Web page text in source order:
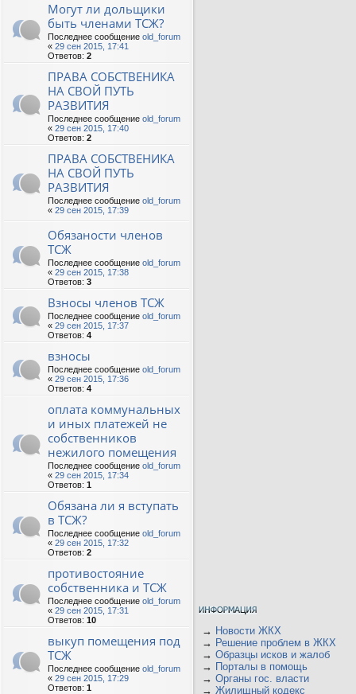
Могут ли дольщики
быть членами ТСЖ?
Последнее сообщение old_forum
« 29 сен 2015, 17:41
Ответов: 2
ПРАВА СОБСТВЕНИКА
НА СВОЙ ПУТЬ
РАЗВИТИЯ
Последнее сообщение old_forum
« 29 сен 2015, 17:40
Ответов: 2
ПРАВА СОБСТВЕНИКА
НА СВОЙ ПУТЬ
РАЗВИТИЯ
Последнее сообщение old_forum
« 29 сен 2015, 17:39
Обязаности членов
ТСЖ
Последнее сообщение old_forum
« 29 сен 2015, 17:38
Ответов: 3
Взносы членов ТСЖ
Последнее сообщение old_forum
« 29 сен 2015, 17:37
Ответов: 4
взносы
Последнее сообщение old_forum
« 29 сен 2015, 17:36
Ответов: 4
оплата коммунальных
и иных платежей не
собственников
нежилого помещения
Последнее сообщение old_forum
« 29 сен 2015, 17:34
Ответов: 1
Обязана ли я вступать
в ТСЖ?
Последнее сообщение old_forum
« 29 сен 2015, 17:32
Ответов: 2
противостояние
собственника и ТСЖ
Последнее сообщение old_forum
« 29 сен 2015, 17:31
Ответов: 10
выкуп помещения под
ТСЖ
Последнее сообщение old_forum
« 29 сен 2015, 17:29
Ответов: 1
→ Новости ЖКХ
→ Решение проблем в ЖКХ
→ Образцы исков и жалоб
→ Порталы в помощь
→ Органы гос. власти
→ Жилищный кодекс